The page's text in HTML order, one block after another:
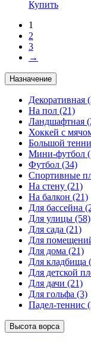
Купить
1
2
3
→
Назначение
Декоративная
На пол (21)
Ландшафтная
Хоккей с
Большой
Мини-футбол
Футбол (34)
Спортивные
На стену (21)
На балкон (21)
Для бассейна
Для улицы (58)
Для сада (21)
Для
Для дома (21)
Для кладбища
Для детской
Для дачи (21)
Для гольфа (3)
Падел-теннис
Высота ворса